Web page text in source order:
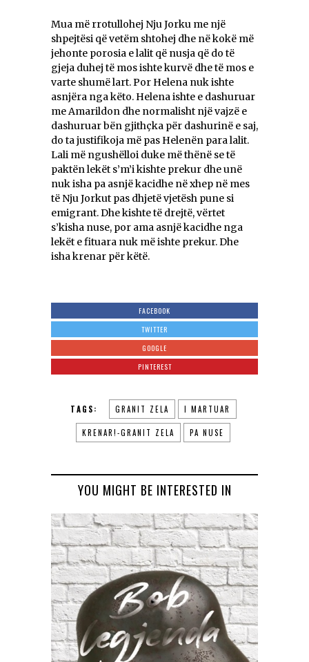
Mua më rrotullohej Nju Jorku me një
shpejtësi që vetëm shtohej dhe në kokë më
jehonte porosia e lalit që nusja që do të
gjeja duhej të mos ishte kurvë dhe të mos e
varte shumë lart. Por Helena nuk ishte
asnjëra nga këto. Helena ishte e dashuruar
me Amarildon dhe normalisht një vajzë e
dashuruar bën gjithçka për dashurinë e saj,
do ta justifikoja më pas Helenën para lalit.
Lali më ngushëlloi duke më thënë se të
paktën lekët s’m’i kishte prekur dhe unë
nuk isha pa asnjë kacidhe në xhep në mes
të Nju Jorkut pas dhjetë vjetësh pune si
emigrant. Dhe kishte të drejtë, vërtet
s’kisha nuse, por ama asnjë kacidhe nga
lekët e fituara nuk më ishte prekur. Dhe
isha krenar për këtë.
FACEBOOK
TWITTER
GOOGLE
PINTEREST
TAGS: GRANIT ZELA I MARTUAR
KRENAR!-GRANIT ZELA PA NUSE
YOU MIGHT BE INTERESTED IN